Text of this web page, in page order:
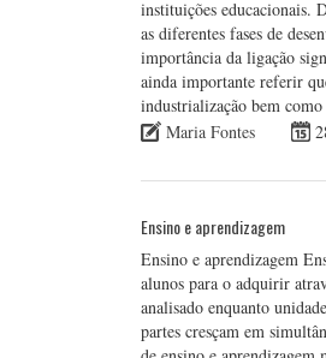
instituições educacionais.
as diferentes fases de
importância da ligação
ainda importante referir
industrialização bem
Maria Fontes
Ensino e aprendizagem
Ensino e aprendizagem
alunos para o adquirir
analisado enquanto
partes cresçam em